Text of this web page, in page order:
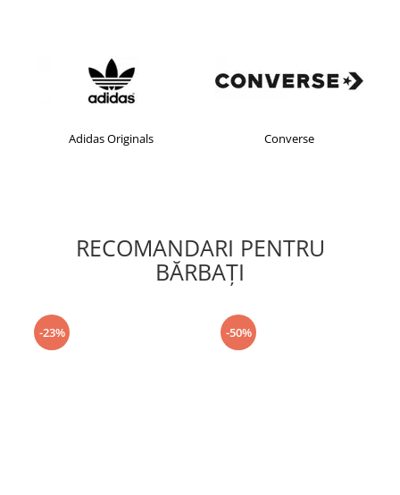
Adidas Originals Converse
RECOMANDARI PENTRU
BĂRBAŢI
-23% -50%